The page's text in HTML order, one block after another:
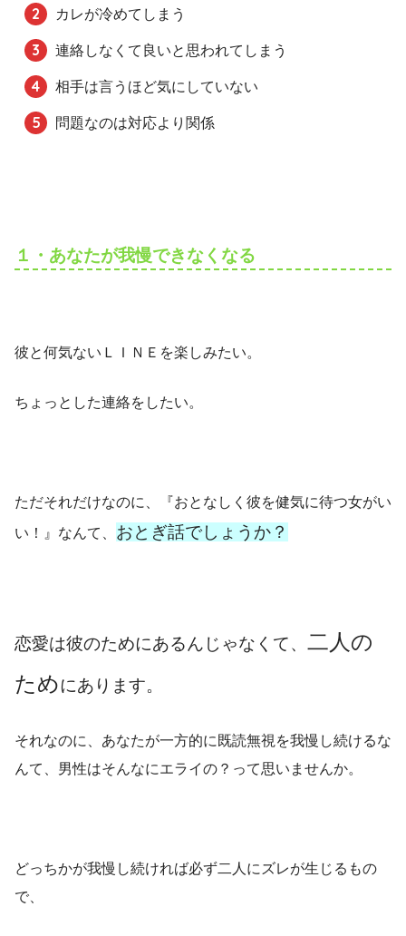
カレが冷めてしまう
連絡しなくて良いと思われてしまう
相手は言うほど気にしていない
問題なのは対応より関係
１・あなたが我慢できなくなる
彼と何気ないＬＩＮＥを楽しみたい。
ちょっとした連絡をしたい。
ただそれだけなのに、『おとなしく彼を健気に待つ女がい
い！』なんて、 おとぎ話でしょうか？
恋愛は彼のためにあるんじゃなくて、 二人の
ためにあります。
それなのに、あなたが一方的に既読無視を我慢し続けるな
んて、男性はそんなにエライの？って思いませんか。
どっちかが我慢し続ければ必ず二人にズレが生じるもの
で、